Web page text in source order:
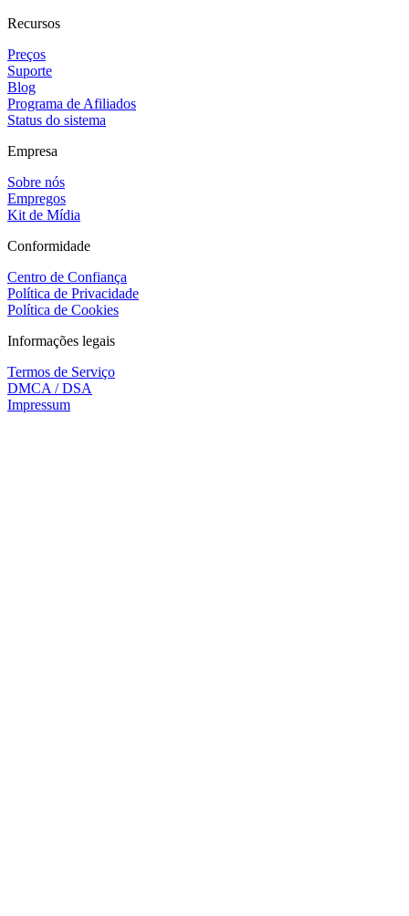
Recursos
Preços
Suporte
Blog
Programa de Afiliados
Status do sistema
Empresa
Sobre nós
Empregos
Kit de Mídia
Conformidade
Centro de Confiança
Política de Privacidade
Política de Cookies
Informações legais
Termos de Serviço
DMCA / DSA
Impressum